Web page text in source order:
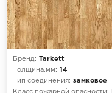
Бренд: Tarkett
Толщина,мм: 14
Тип соединения: замковое